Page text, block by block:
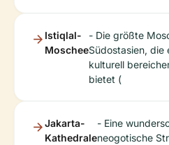
Istiqlal-
Moschee
- Die größte
Südostasien, die
kulturell
bietet (
Jakarta-
Kathedrale
- Eine
neogotische